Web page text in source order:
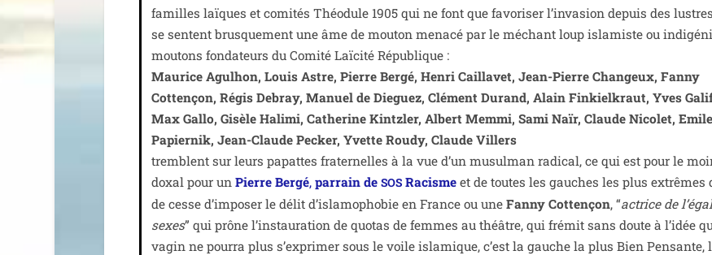
familles laïques et comi­tés Théodule 1905 qui ne font que favo­ri­ser l’invasion depuis des
se sentent brus­que­ment une âme de mou­ton mena­cé par le méchant loup isla­miste ou
mou­tons fon­da­teurs du Comité Laïcité République :
Maurice Agulhon, Louis Astre, Pierre Bergé, Henri Caillavet, Jean-Pierre Changeux, Fanny
Cottençon, Régis Debray, Manuel de Dieguez, Clément Durand, Alain Finkielkraut, Yves
Max Gallo, Gisèle Halimi, Catherine Kintzler, Albert Memmi, Sami Naïr, Claude Nicolet, Emile
Papiernik, Jean-Claude Pecker, Yvette Roudy, Claude Villers
tremblent sur leurs papattes fra­ter­nelles à la vue d’un musul­man radi­cal, ce qui est pour le
doxal pour unPierre Bergé,par­rain deSOS Racisme et de toutes les gauches les plus extrêmes
de cesse d’imposer le délit d’islamophobie en France ou uneFanny Cottençon, “actrice de
sexes” qui prône l’instauration de quo­tas de femmes au théâtre, qui fré­mit sans doute à l’idée
vagin ne pour­ra plus s’exprimer sous le voile isla­mique, c’est la gauche la plus Bien Pensante,